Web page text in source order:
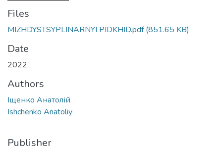
Files
MIZHDYSTSYPLINARNYI PIDKHID.pdf(851.65 KB)
Date
2022
Authors
Іщенко Анатолій
Ishchenko Anatoliy
Publisher